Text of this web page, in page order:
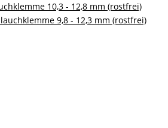
10,3 - 12,8 mm (rostfrei)